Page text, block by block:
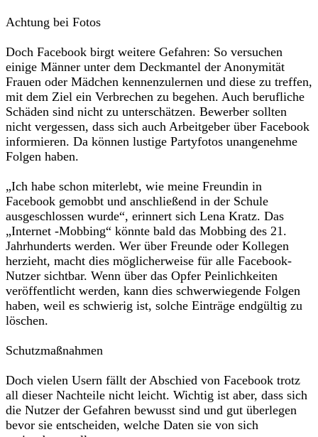
Achtung bei Fotos
Doch Facebook birgt weitere Gefahren: So versuchen
einige Männer unter dem Deckmantel der Anonymität
Frauen oder Mädchen kennenzulernen und diese zu treffen,
mit dem Ziel ein Verbrechen zu begehen. Auch berufliche
Schäden sind nicht zu unterschätzen. Bewerber sollten
nicht vergessen, dass sich auch Arbeitgeber über Facebook
informieren. Da können lustige Partyfotos unangenehme
Folgen haben.
„Ich habe schon miterlebt, wie meine Freundin in
Facebook gemobbt und anschließend in der Schule
ausgeschlossen wurde“, erinnert sich Lena Kratz. Das
„Internet -Mobbing“ könnte bald das Mobbing des 21.
Jahrhunderts werden. Wer über Freunde oder Kollegen
herzieht, macht dies möglicherweise für alle Facebook-
Nutzer sichtbar. Wenn über das Opfer Peinlichkeiten
veröffentlicht werden, kann dies schwerwiegende Folgen
haben, weil es schwierig ist, solche Einträge endgültig zu
löschen.
Schutzmaßnahmen
Doch vielen Usern fällt der Abschied von Facebook trotz
all dieser Nachteile nicht leicht. Wichtig ist aber, dass sich
die Nutzer der Gefahren bewusst sind und gut überlegen
bevor sie entscheiden, welche Daten sie von sich